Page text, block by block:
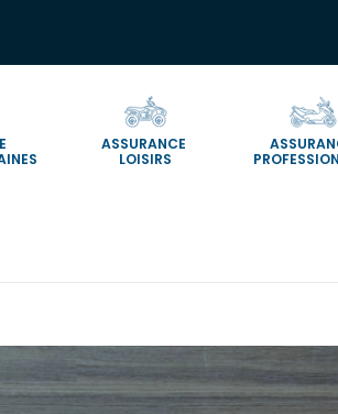
ASSURANCE
LOISIRS